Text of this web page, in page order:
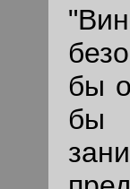
бы
бы